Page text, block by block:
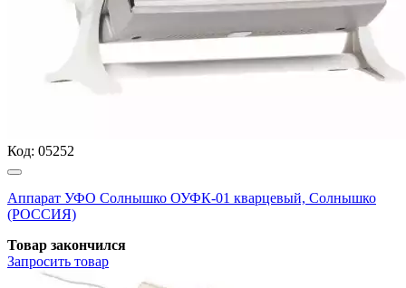
Код: 05252
Аппарат УФО Солнышко ОУФК-01 кварцевый, Солнышко
(РОССИЯ)
Товар закончился
Запросить товар